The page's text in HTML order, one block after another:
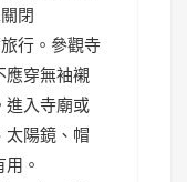
閉
行。參觀寺
應穿無袖襯
進入寺廟或
太陽鏡、帽
。